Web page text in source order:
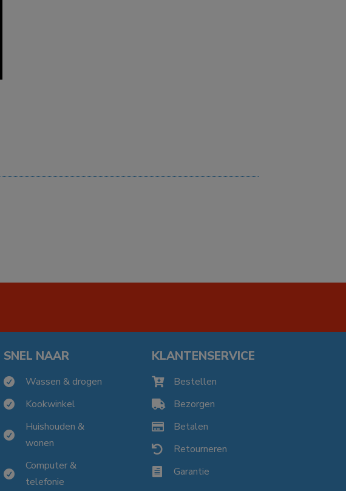
SNEL NAAR
 Wassen & drogen
 Kookwinkel

Huishouden &
wonen

Computer &
telefonie
KLANTENSERVICE
 Bestellen
 Bezorgen
 Betalen
 Retourneren
 Garantie